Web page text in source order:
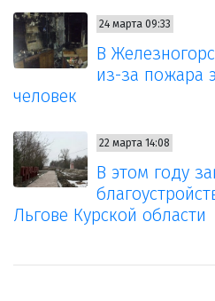
24 марта 09:33
В
из-за пожара
человек
22 марта 14:08
В этом году
Льгове Курской области